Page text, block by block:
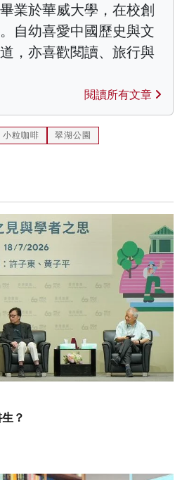
業於華威大學，在校創
自幼喜愛中國歷史與文
，亦喜歡閱讀、旅行與
閱讀所有文章
小粒咖啡 翠湖公園
？